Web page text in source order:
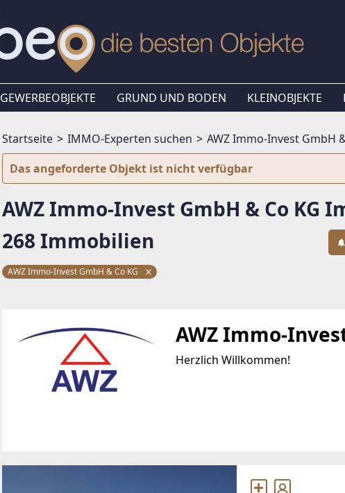
GEWERBEOBJEKTE GRUND UND BODEN KLEINOBJEKTE
Startseite IMMO-Experten suchen
AWZ Immo-Invest GmbH
Das angeforderte Objekt ist nicht verfügbar
AWZ Immo-Invest GmbH & Co KG
268 Immobilien
AWZ Immo-Invest GmbH & Co KG
AWZ Immo-
Herzlich Willkommen!
https://awz.at/?search=&page=1